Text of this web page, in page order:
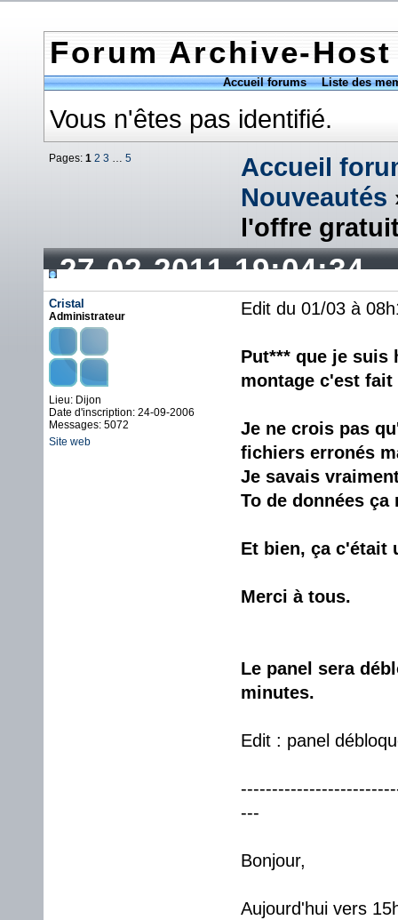
Forum Archive-Host
Accueil forums Liste des
Vous n'êtes pas identifié.
Pages: 1 2 3 … 5
Accueil
Nouveautés
l'offre
27-02-2011 19:04:34
Cristal
Administrateur
Lieu: Dijon
Date d'inscription: 24-09-2006
Messages: 5072
Site web
Edit du 01/03 à
Put*** que je suis
montage c'est
Je ne crois pas
fichiers erronés
Je savais
To de données ça
Et bien, ça c'était
Merci à tous.
Le panel sera
minutes.
Edit : panel
---
Bonjour,
Aujourd'hui vers